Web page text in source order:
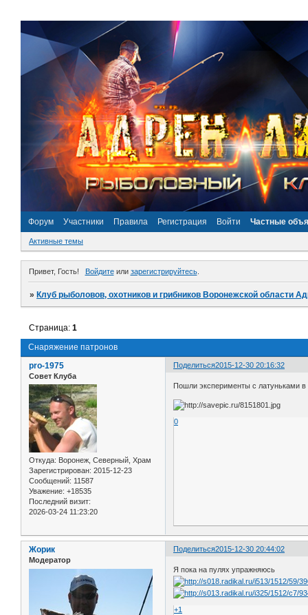
Форум Участники Правила Регистрация Войти Частные
Активные темы
Привет, Гость! Войдитеили зарегистрируйтесь.
» Клуб рыболовов, охотников и грибников Воронежской области
Снаряжение патронов
Страница:1
Поделиться2015-12-30 20:16:32
pro-1975
Совет Клуба
Откуда: Воронеж, Северный, Храм
Зарегистрирован: 2015-12-23
Сообщений: 11587
Уважение: +18535
Последний визит:
2026-03-24 11:23:20
Пошли эксперименты с латуньками в
0
Поделиться2015-12-30 20:44:02
Жорик
Модератор
Я пока на пулях упражняюсь
+1